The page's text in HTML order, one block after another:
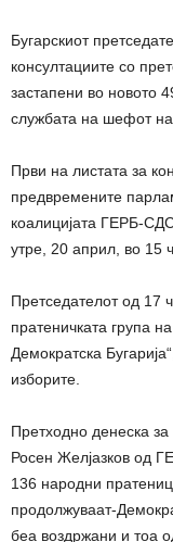
Бугарскиот
консултациите со
застапени во новото
службата на шефот на
Први на листата за
предвремените
коалицијата ГЕРБ-
утре, 20 април, во 15
Претседателот од 17
пратеничката група
Демократска
изборите.
Претходно денеска
Росен Желјазков од
136 народни
продолжуваат-
беа воздржани и тоа